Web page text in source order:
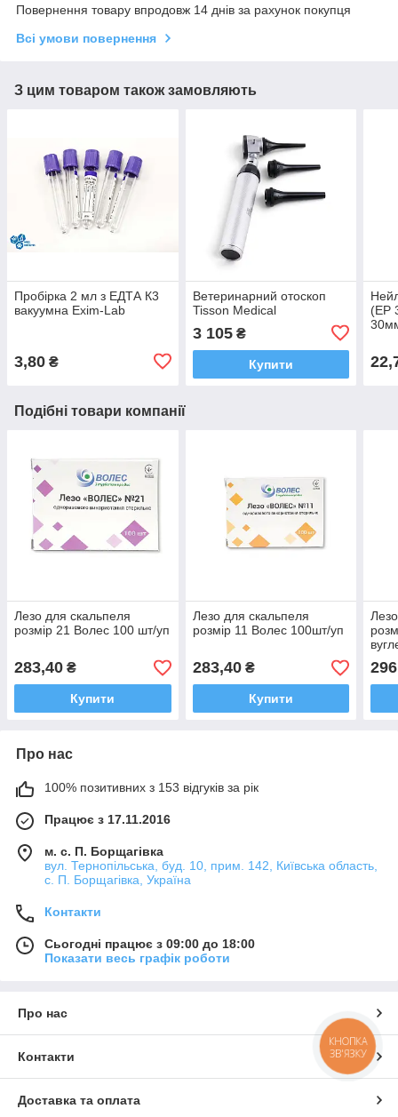
Повернення товару впродовж 14 днів за рахунок покупця
Всі умови повернення
З цим товаром також замовляють
Пробірка 2 мл з ЕДТА К3
вакуумна Exim-Lab
3,80 ₴
Ветеринарний отоскоп
Tisson Medical
3 105₴
Купити
(EP
Подібні товари компанії
Лезо для скальпеля
розмір 21 Волес 100 шт/уп
283,40 ₴
Купити
Лезо для скальпеля
розмір 11 Волес 100шт/уп
283,40₴
Купити
Про нас
100% позитивних з 153 відгуків за рік
Працює з 17.11.2016
м. с. П. Борщагівка
вул. Тернопільська, буд. 10, прим. 142, Київська область,
с. П. Борщагівка, Україна
Контакти
Сьогодні працює з 09:00 до 18:00
Показати весь графік роботи
Про нас
Контакти
Доставка та оплата
КНОПКА
ЗВ'ЯЗКУ